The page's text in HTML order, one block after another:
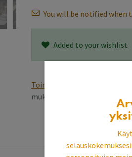
You will be notified when
Added to your wishlist
Toimitusehdot
mukaan, pintakäsittely 5~6 vk